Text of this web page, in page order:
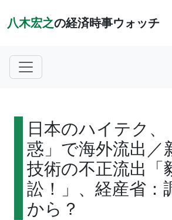
八木宏之の経済時事ウォッチ
日本のハイテク、
惑」で海外流出／
技術の不正流出「
訟！」、経産省：
から？